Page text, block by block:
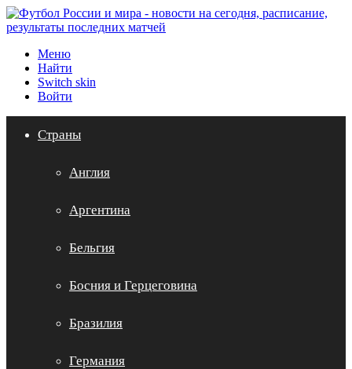
Меню
Найти
Switch skin
Войти
Страны
Англия
Аргентина
Бельгия
Босния и Герцеговина
Бразилия
Германия